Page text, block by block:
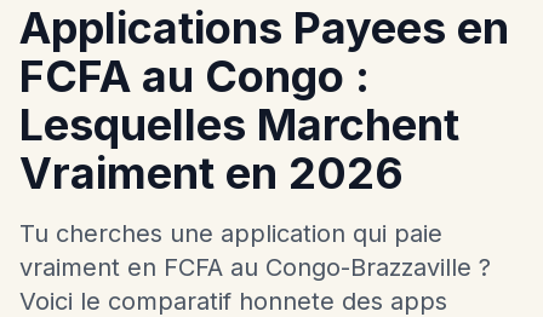
Applications Payees en
FCFA au Congo :
Lesquelles Marchent
Vraiment en 2026
Tu cherches une application qui paie
vraiment en FCFA au Congo-Brazzaville ?
Voici le comparatif honnete des apps